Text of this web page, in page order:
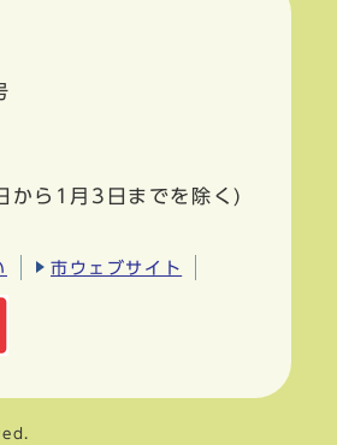
ら1月3日までを除く)
市ウェブサイト